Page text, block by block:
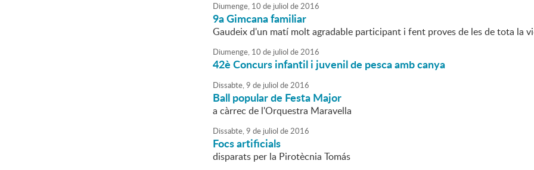
Diumenge, 10 de juliol de2016
9a Gimcana familiar
Gaudeix d'un matí molt agradable participant i fent proves de les de tota la
Diumenge, 10 de juliol de2016
42è Concurs infantil i juvenil de pesca amb canya
Dissabte,9 de juliol de2016
Ball popular de Festa Major
a càrrec de l'Orquestra Maravella
Dissabte,9 de juliol de2016
Focs artificials
disparats per la Pirotècnia Tomás